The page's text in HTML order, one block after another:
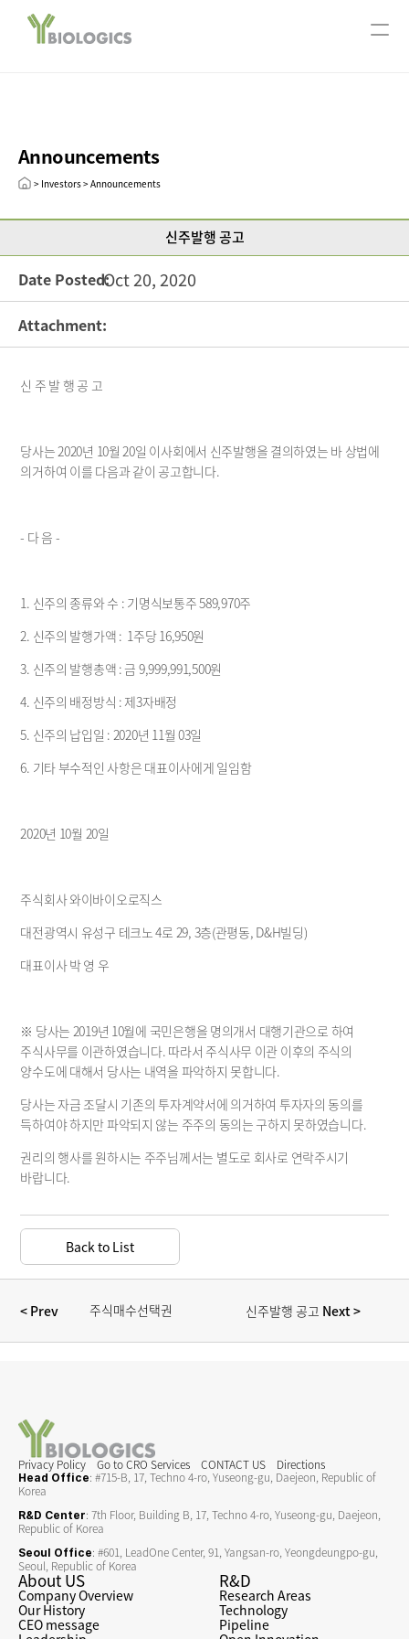
CEO message
Leadership
Technology
Pipeline
Open Innovation
INVESTORS
Financials
Press Release
Announcements
> Investors > Announcements
신주발행 공고
Oct 20, 2020
Date Posted:
Attachment:
신 주 발 행 공 고
당사는 2020년 10월 20일 이사회에서 신주발행을 결의하였는 바 상법에
의거하여 이를 다음과 같이 공고합니다.
- 다 음 -
1. 신주의 종류와 수 : 기명식보통주 589,970주
2. 신주의 발행가액 :  1주당 16,950원
3. 신주의 발행총액 : 금 9,999,991,500원
4. 신주의 배정방식 : 제3자배정
5. 신주의 납입일 : 2020년 11월 03일
6. 기타 부수적인 사항은 대표이사에게 일임함
2020년 10월 20일
주식회사 와이바이오로직스
대전광역시 유성구 테크노 4로 29, 3층(관평동, D&H빌딩)
대표이사 박 영 우
※ 당사는 2019년 10월에 국민은행을 명의개서 대행기관으로 하여
주식사무를 이관하였습니다. 따라서 주식사무 이관 이후의 주식의
양수도에 대해서 당사는 내역을 파악하지 못합니다.
당사는 자금 조달시 기존의 투자계약서에 의거하여 투자자의 동의를
득하여야 하지만 파악되지 않는 주주의 동의는 구하지 못하였습니다.
권리의 행사를 원하시는 주주님께서는 별도로 회사로 연락주시기
바랍니다.
Back to List
< Prev
주식매수선택권
신주발행 공고
신주발행 공고 Next >
Privacy Policy Go to CRO Services CONTACT US Directions
Head Office: #715-B, 17, Techno 4-ro, Yuseong-gu, Daejeon, Republic of
Korea
R&D Center: 7th Floor, Building B, 17, Techno 4-ro, Yuseong-gu, Daejeon,
Republic of Korea
Seoul Office: #601, LeadOne Center, 91, Yangsan-ro, Yeongdeungpo-gu,
Seoul, Republic of Korea
About US
Company Overview
Our History
CEO message
R&D
Research Areas
Technology
Pipeline